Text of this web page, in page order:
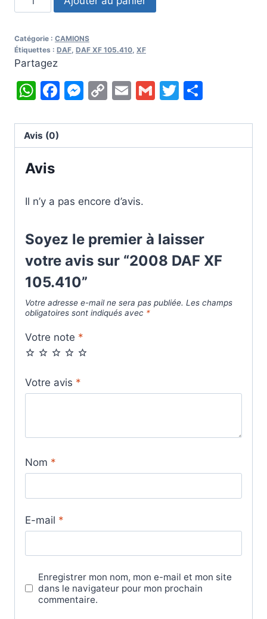
de
DAF
XF
Catégorie : CAMIONS
Étiquettes : DAF DAF XF 105.410 XF
Partagez
WhatsApp
Facebook
Messenger
CopyEmailGmailTwitter
Avis (0)
Avis
Il n’y a pas encore d’avis.
Soyez le premier à laisser
votre avis sur “2008 DAF XF
105.410”
Votre adresse e-mail ne sera pas publiée. Les champs
obligatoires sont indiqués avec *
Votre note *
Votre avis *
Nom *
E-mail *
Enregistrer mon nom, mon e-mail et mon site
dans le navigateur pour mon prochain
commentaire.